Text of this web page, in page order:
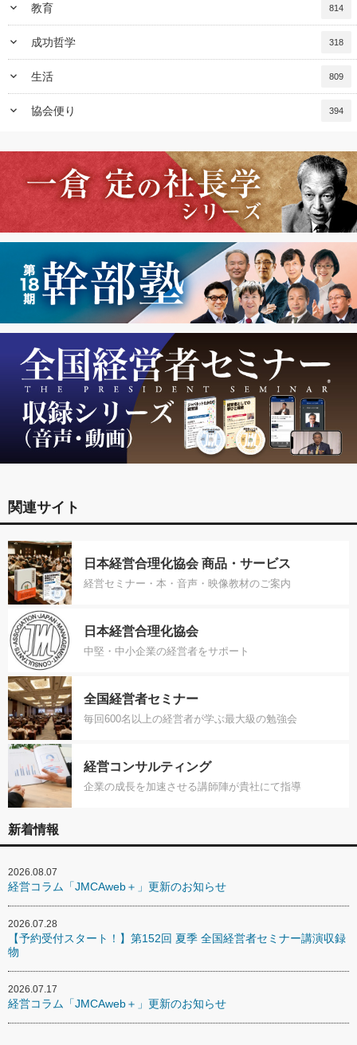
keyboard_arrow_down 教育 814
keyboard_arrow_down 成功哲学 318
keyboard_arrow_down 生活 809
keyboard_arrow_down 協会便り 394
関連サイト
日本経営合理化協会 商品・サービス
経営セミナー・本・音声・映像教材のご案内
日本経営合理化協会
中堅・中小企業の経営者をサポート
全国経営者セミナー
毎回600名以上の経営者が学ぶ最大級の勉強会
経営コンサルティング
企業の成長を加速させる講師陣が貴社にて指導
新着情報
2026.08.07
経営コラム「JMCAweb＋」更新のお知らせ
2026.07.28
【予約受付スタート！】第152回 夏季 全国経営者セミナー講演収録
物
2026.07.17
経営コラム「JMCAweb＋」更新のお知らせ